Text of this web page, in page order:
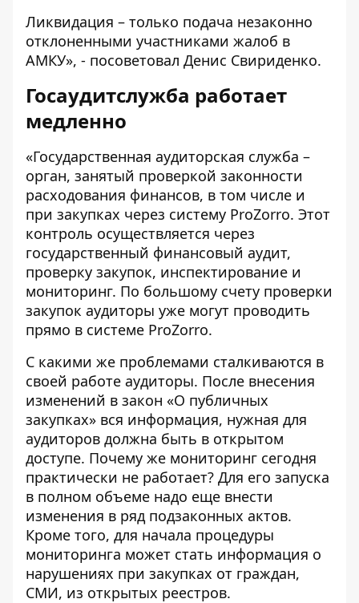
Ликвидация – только подача незаконно
отклоненными участниками жалоб в
АМКУ», - посоветовал Денис Свириденко.
Госаудитслужба работает
медленно
«Государственная аудиторская служба –
орган, занятый проверкой законности
расходования финансов, в том числе и
при закупках через систему ProZorro. Этот
контроль осуществляется через
государственный финансовый аудит,
проверку закупок, инспектирование и
мониторинг. По большому счету проверки
закупок аудиторы уже могут проводить
прямо в системе ProZorro.
С какими же проблемами сталкиваются в
своей работе аудиторы. После внесения
изменений в закон «О публичных
закупках» вся информация, нужная для
аудиторов должна быть в открытом
доступе. Почему же мониторинг сегодня
практически не работает? Для его запуска
в полном объеме надо еще внести
изменения в ряд подзаконных актов.
Кроме того, для начала процедуры
мониторинга может стать информация о
нарушениях при закупках от граждан,
СМИ, из открытых реестров.